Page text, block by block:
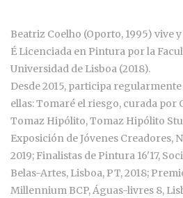
Beatriz Coelho (Oporto, 1995) vive
É Licenciada en Pintura por la
Universidad de Lisboa (2018).
Desde 2015, participa
ellas: Tomaré el riesgo, curada
Tomaz Hipólito, Tomaz Hipólito
Exposición de Jóvenes Creadores,
2019; Finalistas de Pintura 16'17,
Belas-Artes, Lisboa, PT, 2018;
Millennium BCP, Águas-livres 8,